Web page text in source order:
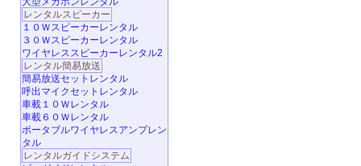
レンタルスピーカー
１０Ｗスピーカーレンタル
３０Ｗスピーカーレンタル
ワイヤレススピーカーレンタル2
レンタル簡易放送
簡易放送セットレンタル
呼出マイクセットレンタル
車載１０Ｗレンタル
車載６０Ｗレンタル
ポータブルワイヤレスアンプレン
タル
レンタルガイドシステム